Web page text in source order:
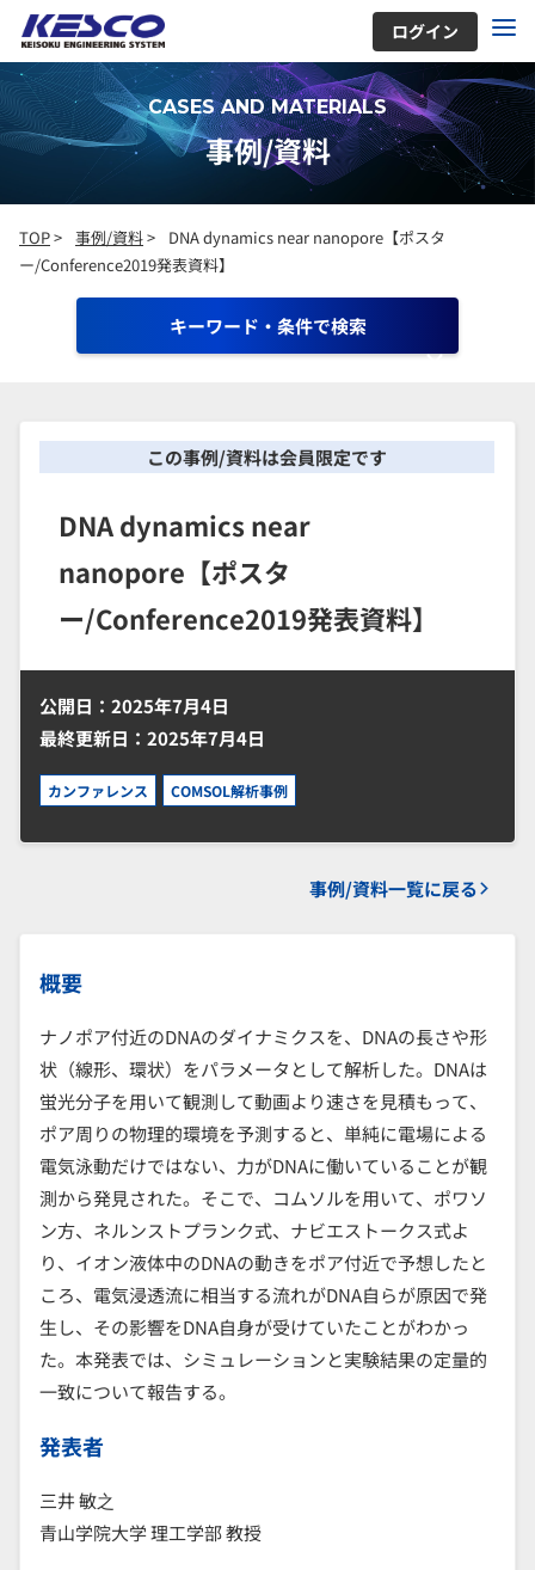
ログイン
CASES AND MATERIALS
事例/資料
TOP> 事例/資料>
DNA dynamics near nanopore【ポスタ
ー/Conference2019発表資料】
キーワード・条件で検索
この事例/資料は会員限定です
DNA dynamics near
nanopore【ポスタ
ー/Conference2019発表資料】
公開日：2025年7月4日
最終更新日：2025年7月4日
カンファレンス COMSOL解析事例
事例/資料一覧に戻る
概要
ナノポア付近のDNAのダイナミクスを、DNAの長さや形
状（線形、環状）をパラメータとして解析した。DNAは
蛍光分子を用いて観測して動画より速さを見積もって、
ポア周りの物理的環境を予測すると、単純に電場による
電気泳動だけではない、力がDNAに働いていることが観
測から発見された。そこで、コムソルを用いて、ポワソ
ン方、ネルンストプランク式、ナビエストークス式よ
り、イオン液体中のDNAの動きをポア付近で予想したと
ころ、電気浸透流に相当する流れがDNA自らが原因で発
生し、その影響をDNA自身が受けていたことがわかっ
た。本発表では、シミュレーションと実験結果の定量的
一致について報告する。
発表者
三井 敏之
青山学院大学 理工学部 教授